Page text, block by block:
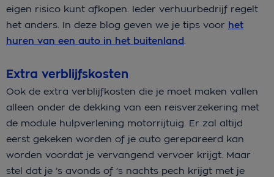
eigen risico kunt afkopen. Ieder verhuurbedrijf regelt
het anders. In deze blog geven we je tips voor het
huren van een auto in het buitenland.
Extra verblijfskosten
Ook de extra verblijfkosten die je moet maken vallen
alleen onder de dekking van een reisverzekering met
de module hulpverlening motorrijtuig. Er zal altijd
eerst gekeken worden of je auto gerepareerd kan
worden voordat je vervangend vervoer krijgt. Maar
stel dat je ’s avonds of ’s nachts pech krijgt met je